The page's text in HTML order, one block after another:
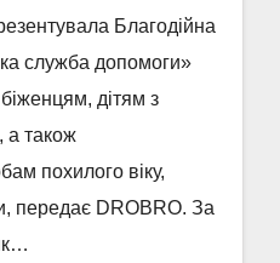
Благодійна
служба допомоги»
біженцям, дітям з
а також
похилого віку,
передає DROBRO. За